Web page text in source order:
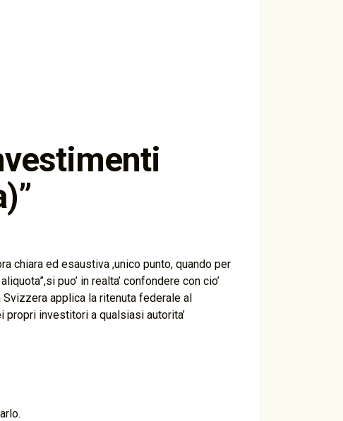
”
chiara ed esaustiva ,unico punto, quando per
puo’ in realta’ confondere con cio’
applica la ritenuta federale al
propri investitori a qualsiasi autorita’